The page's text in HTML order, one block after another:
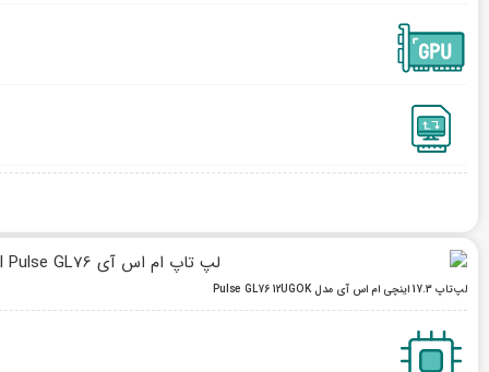
لپ‌تاپ 17.3 اینچی ام اس آی مدل Pulse GL76 12UGOK